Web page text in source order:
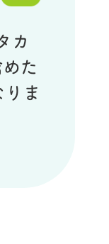
カ
た
ま